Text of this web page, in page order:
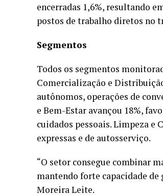
encerradas 1,6%, resultando
postos de trabalho diretos no
Segmentos
Todos os segmentos
Comercialização e
autônomos, operações de
e Bem-Estar avançou 18%,
cuidados pessoais. Limpeza e
expressas e de autosserviço.
“O setor consegue combinar
mantendo forte capacidade de
Moreira Leite.